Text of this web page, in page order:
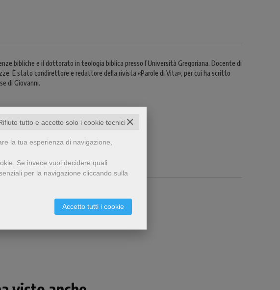
✕
tutto e accetto solo i cookie tecnici
la tua esperienza di navigazione,
Se invece vuoi decidere quali
per la navigazione cliccando sulla
Accetto tutti i cookie
bibliche e il dottorato in teologia biblica presso l’Università Gregoriana. Docente di
È stato condirettore e redattore della rivista «Parole di Vita», per cui ha scritto
di Giovanni.